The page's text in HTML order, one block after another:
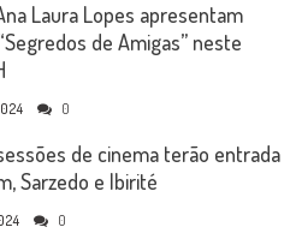
Laura Lopes apresentam
de Amigas” neste
0
de cinema terão entrada
Sarzedo e Ibirité
0